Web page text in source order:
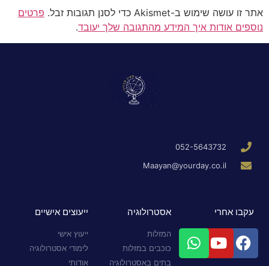
אתר זו עושה שימוש ב-Akismet כדי לסנן תגובות זבל.
פרטים
נוספים אודות איך המידע מהתגובה שלך יעובד.
052-5643732
Maayan@yourday.co.il
עקבו אחרי אסטרולוגיה
המזלות
כוכבים במזלות
בתים באסטרולוגיה
ייעוצים אישיים
ייעוץ אישי
לימודי אסטרולוגיה
אודותי